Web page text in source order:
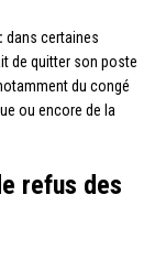
dans certaines
de quitter son poste
du congé
ou encore de la
refus des